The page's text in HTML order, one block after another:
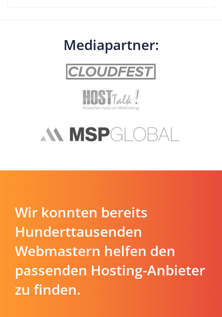
Mediapartner:
Wir konnten bereits
Hunderttausenden
Webmastern helfen den
passenden Hosting-Anbieter
zu finden.